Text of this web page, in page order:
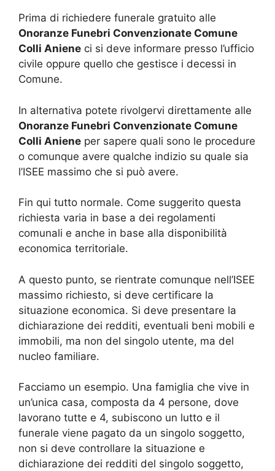
Prima di richiedere funerale gratuito alle
Onoranze Funebri Convenzionate Comune
Colli Aniene ci si deve informare presso l’ufficio
civile oppure quello che gestisce i decessi in
Comune.
In alternativa potete rivolgervi direttamente alle
Onoranze Funebri Convenzionate Comune
Colli Aniene per sapere quali sono le procedure
o comunque avere qualche indizio su quale sia
l’ISEE massimo che si può avere.
Fin qui tutto normale. Come suggerito questa
richiesta varia in base a dei regolamenti
comunali e anche in base alla disponibilità
economica territoriale.
A questo punto, se rientrate comunque nell’ISEE
massimo richiesto, si deve certificare la
situazione economica. Si deve presentare la
dichiarazione dei redditi, eventuali beni mobili e
immobili, ma non del singolo utente, ma del
nucleo familiare.
Facciamo un esempio. Una famiglia che vive in
un’unica casa, composta da 4 persone, dove
lavorano tutte e 4, subiscono un lutto e il
funerale viene pagato da un singolo soggetto,
non si deve controllare la situazione e
dichiarazione dei redditi del singolo soggetto,